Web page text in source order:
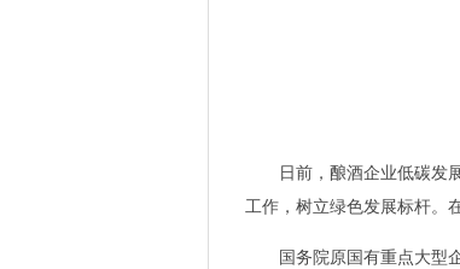
日前，酿酒企业低碳发
工作，树立绿色发展标杆。
国务院原国有重点大型